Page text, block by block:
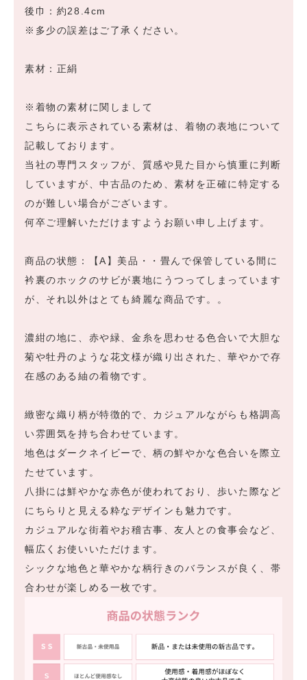
後巾：約28.4cm
※多少の誤差はご了承ください。
素材：正絹
※着物の素材に関しまして
こちらに表示されている素材は、着物の表地について
記載しております。
当社の専門スタッフが、質感や見た目から慎重に判断
していますが、中古品のため、素材を正確に特定する
のが難しい場合がございます。
何卒ご理解いただけますようお願い申し上げます。
商品の状態：【A】美品・・畳んで保管している間に
衿裏のホックのサビが裏地にうつってしまっています
が、それ以外はとても綺麗な商品です。。
濃紺の地に、赤や緑、金糸を思わせる色合いで大胆な
菊や牡丹のような花文様が織り出された、華やかで存
在感のある紬の着物です。
緻密な織り柄が特徴的で、カジュアルながらも格調高
い雰囲気を持ち合わせています。
地色はダークネイビーで、柄の鮮やかな色合いを際立
たせています。
八掛には鮮やかな赤色が使われており、歩いた際など
にちらりと見える粋なデザインも魅力です。
カジュアルな街着やお稽古事、友人との食事会など、
幅広くお使いいただけます。
シックな地色と華やかな柄行きのバランスが良く、帯
合わせが楽しめる一枚です。